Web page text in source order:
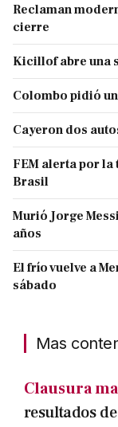
Reclaman
cierre
Kicillof abre una
Colombo pidió
Cayeron dos
FEM alerta por
Brasil
Murió Jorge
años
El frío vuelve a
sábado
Mas
Clausura
resultados